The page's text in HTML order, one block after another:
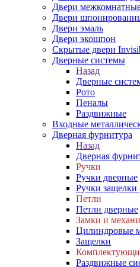
Двери
Двери
Двери эмаль
Двери экошпон
Скрытые двери
Дверные системы
Назад
Дверные
Рото
Пеналы
Раздвижные
Входные
Дверная фурнитура
Назад
Дверная
Ручки
Ручки дверные
Ручки
Петли
Петли дверные
Замки и
Цилиндровые
Защелки
Раздвижные